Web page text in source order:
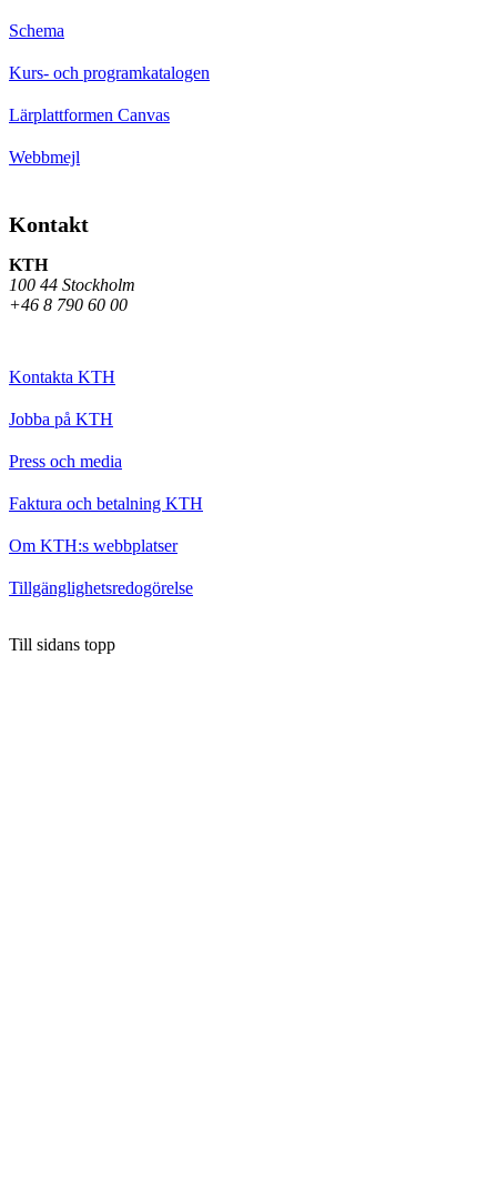
Schema
Kurs- och programkatalogen
Lärplattformen Canvas
Webbmejl
Kontakt
KTH
100 44 Stockholm
+46 8 790 60 00
Kontakta KTH
Jobba på KTH
Press och media
Faktura och betalning KTH
Om KTH:s webbplatser
Tillgänglighetsredogörelse
Till sidans topp